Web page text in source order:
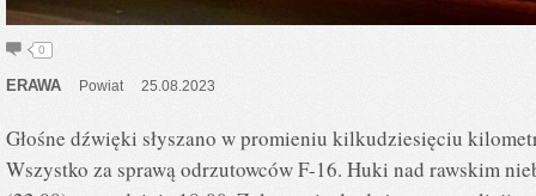
0
ERAWA Powiat 25.08.2023
Głośne dźwięki słyszano w promieniu kilkudziesięciu
Wszystko za sprawą odrzutowców F-16. Huki nad rawskim